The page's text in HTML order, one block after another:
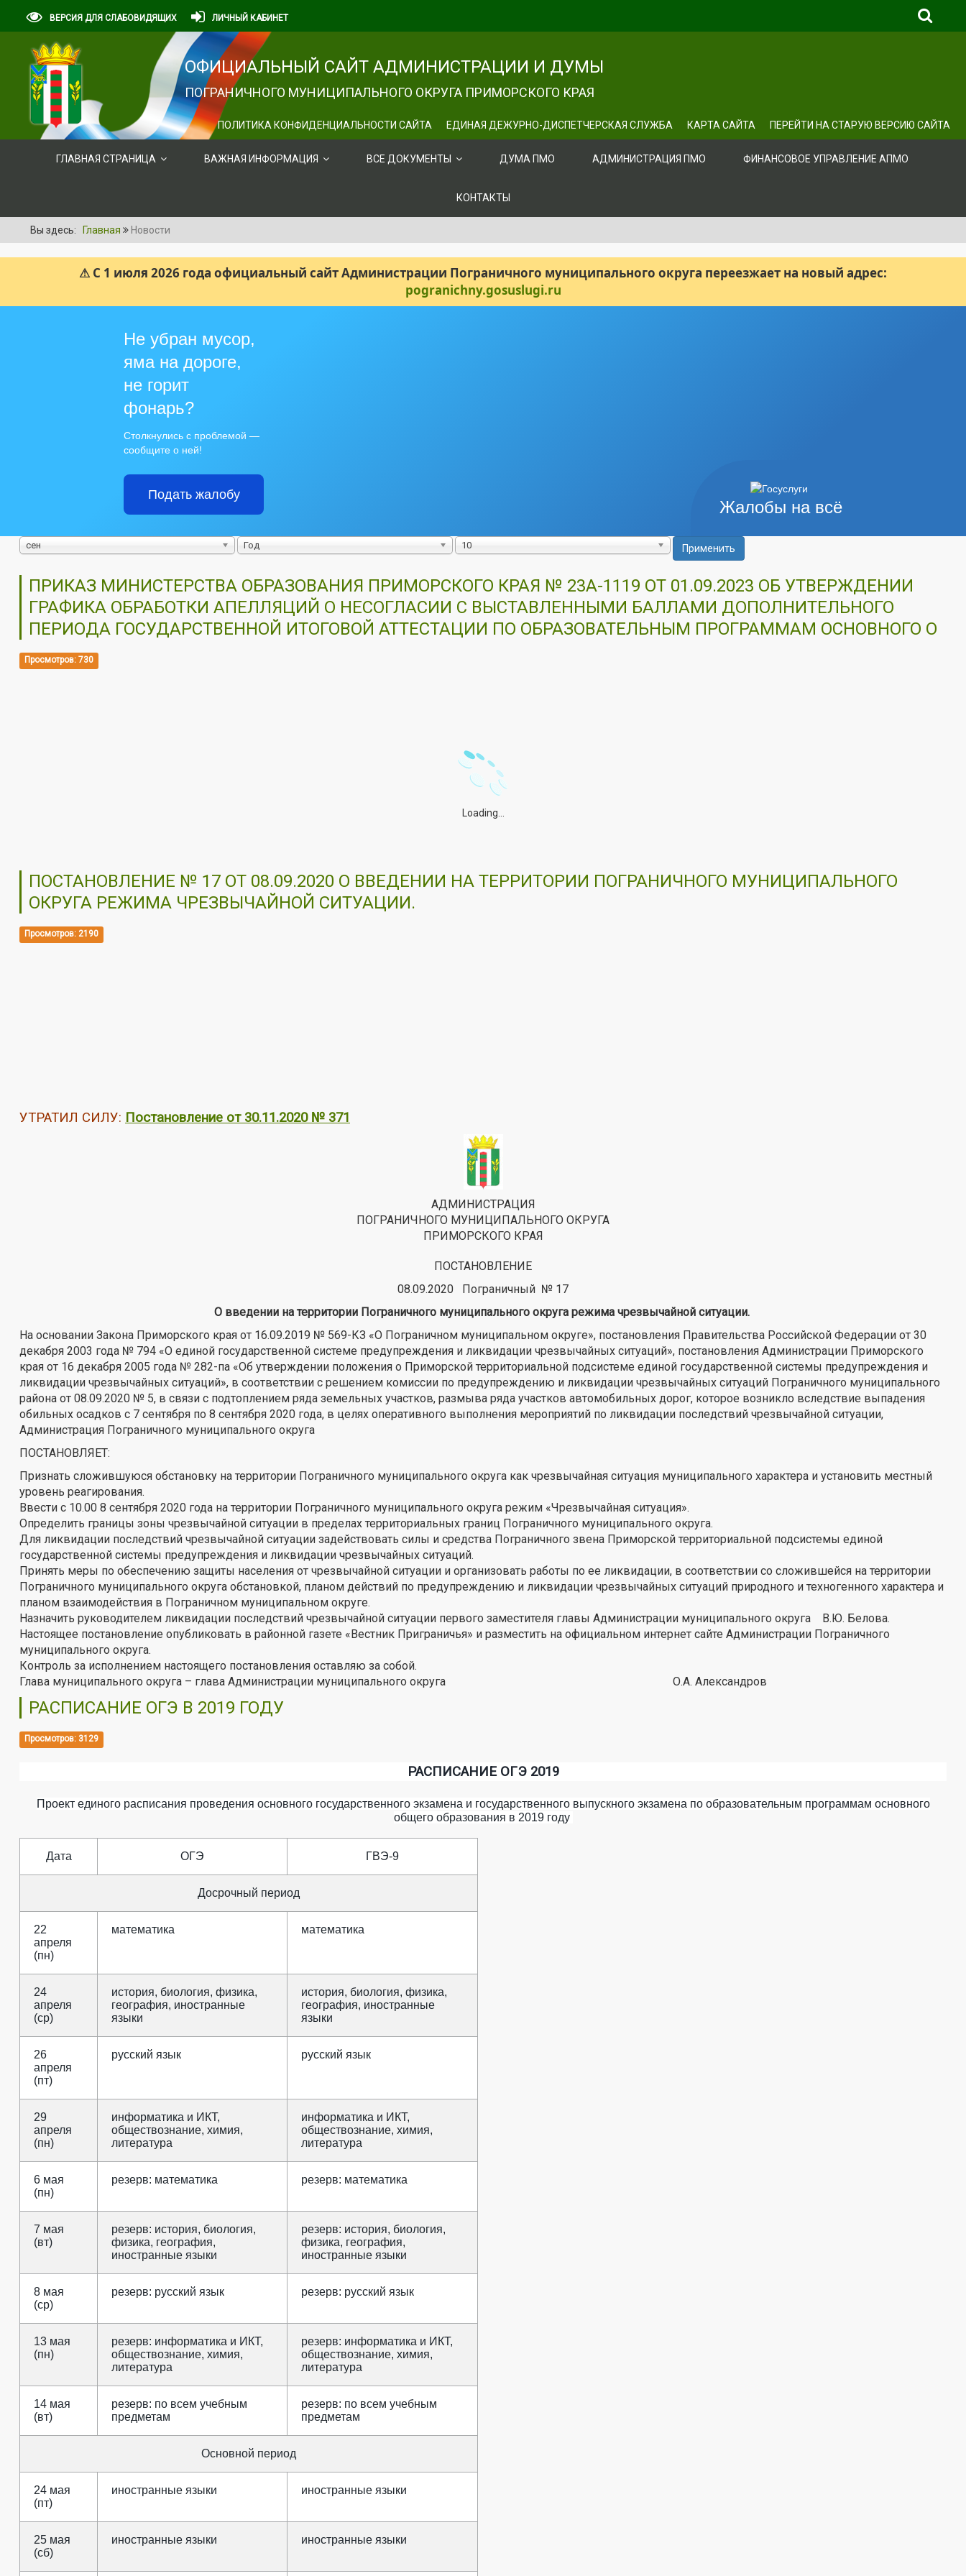
ВЕРСИЯ ДЛЯ СЛАБОВИДЯЩИХ ЛИЧНЫЙ КАБИНЕТ
ОФИЦИАЛЬНЫЙ САЙТ АДМИНИСТРАЦИИ И ДУМЫ
ПОГРАНИЧНОГО МУНИЦИПАЛЬНОГО ОКРУГА ПРИМОРСКОГО КРАЯ
ПОЛИТИКА КОНФИДЕНЦИАЛЬНОСТИ САЙТА ЕДИНАЯ ДЕЖУРНО-ДИСПЕТЧЕРСКАЯ СЛУЖБА КАРТА САЙТА ПЕРЕЙТИ НА СТАРУЮ ВЕРСИЮ САЙТА
ГЛАВНАЯ СТРАНИЦА ВАЖНАЯ ИНФОРМАЦИЯ ВСЕ ДОКУМЕНТЫ ДУМА ПМО АДМИНИСТРАЦИЯ ПМО ФИНАНСОВОЕ УПРАВЛЕНИЕ АПМО
КОНТАКТЫ
Вы здесь: Главная Новости
⚠ С 1 июля 2026 года официальный сайт Администрации Пограничного муниципального округа переезжает на новый адрес:
pogranichny.gosuslugi.ru
Жалобы на всё
Не убран мусор,
яма на дороге,
не горит
фонарь?
Столкнулись с проблемой —
сообщите о ней!
Подать жалобу
сен Год 10 Применить
ПРИКАЗ МИНИСТЕРСТВА ОБРАЗОВАНИЯ ПРИМОРСКОГО КРАЯ № 23А-1119 ОТ 01.09.2023 ОБ УТВЕРЖДЕНИИ
ГРАФИКА ОБРАБОТКИ АПЕЛЛЯЦИЙ О НЕСОГЛАСИИ С ВЫСТАВЛЕННЫМИ БАЛЛАМИ ДОПОЛНИТЕЛЬНОГО
ПЕРИОДА ГОСУДАРСТВЕННОЙ ИТОГОВОЙ АТТЕСТАЦИИ ПО ОБРАЗОВАТЕЛЬНЫМ ПРОГРАММАМ ОСНОВНОГО О
Просмотров: 730
Loading...
ПОСТАНОВЛЕНИЕ № 17 ОТ 08.09.2020 О ВВЕДЕНИИ НА ТЕРРИТОРИИ ПОГРАНИЧНОГО МУНИЦИПАЛЬНОГО
ОКРУГА РЕЖИМА ЧРЕЗВЫЧАЙНОЙ СИТУАЦИИ.
Просмотров: 2190
УТРАТИЛ СИЛУ: Постановление от 30.11.2020 № 371
АДМИНИСТРАЦИЯ
ПОГРАНИЧНОГО МУНИЦИПАЛЬНОГО ОКРУГА
ПРИМОРСКОГО КРАЯ
ПОСТАНОВЛЕНИЕ
08.09.2020 Пограничный № 17
О введении на территории Пограничного муниципального округа режима чрезвычайной ситуации.
На основании Закона Приморского края от 16.09.2019 № 569-КЗ «О Пограничном муниципальном округе», постановления Правительства Российской Федерации от 30
декабря 2003 года № 794 «О единой государственной системе предупреждения и ликвидации чрезвычайных ситуаций», постановления Администрации Приморского
края от 16 декабря 2005 года № 282-па «Об утверждении положения о Приморской территориальной подсистеме единой государственной системы предупреждения и
ликвидации чрезвычайных ситуаций», в соответствии с решением комиссии по предупреждению и ликвидации чрезвычайных ситуаций Пограничного муниципального
района от 08.09.2020 № 5, в связи с подтоплением ряда земельных участков, размыва ряда участков автомобильных дорог, которое возникло вследствие выпадения
обильных осадков с 7 сентября по 8 сентября 2020 года, в целях оперативного выполнения мероприятий по ликвидации последствий чрезвычайной ситуации,
Администрация Пограничного муниципального округа
ПОСТАНОВЛЯЕТ:
Признать сложившуюся обстановку на территории Пограничного муниципального округа как чрезвычайная ситуация муниципального характера и установить местный
уровень реагирования.
Ввести с 10.00 8 сентября 2020 года на территории Пограничного муниципального округа режим «Чрезвычайная ситуация».
Определить границы зоны чрезвычайной ситуации в пределах территориальных границ Пограничного муниципального округа.
Для ликвидации последствий чрезвычайной ситуации задействовать силы и средства Пограничного звена Приморской территориальной подсистемы единой
государственной системы предупреждения и ликвидации чрезвычайных ситуаций.
Принять меры по обеспечению защиты населения от чрезвычайной ситуации и организовать работы по ее ликвидации, в соответствии со сложившейся на территории
Пограничного муниципального округа обстановкой, планом действий по предупреждению и ликвидации чрезвычайных ситуаций природного и техногенного характера и
планом взаимодействия в Пограничном муниципальном округе.
Назначить руководителем ликвидации последствий чрезвычайной ситуации первого заместителя главы Администрации муниципального округа В.Ю. Белова.
Настоящее постановление опубликовать в районной газете «Вестник Приграничья» и разместить на официальном интернет сайте Администрации Пограничного
муниципального округа.
Контроль за исполнением настоящего постановления оставляю за собой.
Глава муниципального округа – глава Администрации муниципального округа О.А. Александров
РАСПИСАНИЕ ОГЭ В 2019 ГОДУ
Просмотров: 3129
РАСПИСАНИЕ ОГЭ 2019
Проект единого расписания проведения основного государственного экзамена и государственного выпускного экзамена по образовательным программам основного
общего образования в 2019 году
Дата ОГЭ ГВЭ-9
Досрочный период
22
апреля
(пн)
математика математика
24
апреля
(ср)
история, биология, физика,
география, иностранные
языки
история, биология, физика,
география, иностранные
языки
26
апреля
(пт)
русский язык русский язык
29
апреля
(пн)
информатика и ИКТ,
обществознание, химия,
литература
информатика и ИКТ,
обществознание, химия,
литература
6 мая
(пн)
резерв: математика резерв: математика
7 мая
(вт)
резерв: история, биология,
физика, география,
иностранные языки
резерв: история, биология,
физика, география,
иностранные языки
8 мая
(ср)
резерв: русский язык резерв: русский язык
13 мая
(пн)
резерв: информатика и ИКТ,
обществознание, химия,
литература
резерв: информатика и ИКТ,
обществознание, химия,
литература
14 мая
(вт)
резерв: по всем учебным
предметам
резерв: по всем учебным
предметам
Основной период
24 мая
(пт)
иностранные языки иностранные языки
25 мая
(сб)
иностранные языки иностранные языки